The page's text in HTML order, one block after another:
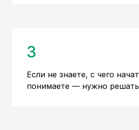
3
Если не знаете, с чего
понимаете — нужно решать